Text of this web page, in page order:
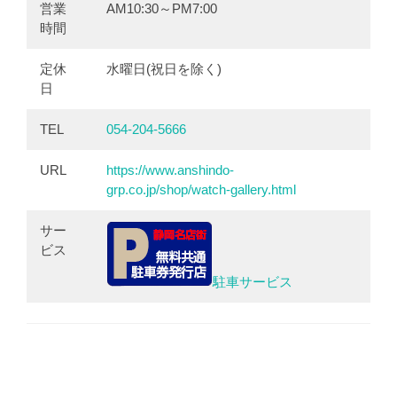
営業
時間
AM10:30～PM7:00
定休
日
水曜日(祝日を除く)
TEL 054-204-5666
URL
https://www.anshindo-
grp.co.jp/shop/watch-gallery.html
サー
ビス
駐車サービス